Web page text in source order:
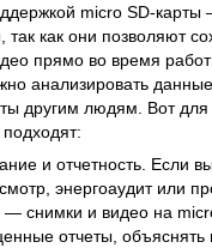
micro SD-карты
как они позволяют
прямо во время
анализировать
другим людям. Вот для
и отчетность. Если
энергоаудит или
— снимки и видео на
отчеты,